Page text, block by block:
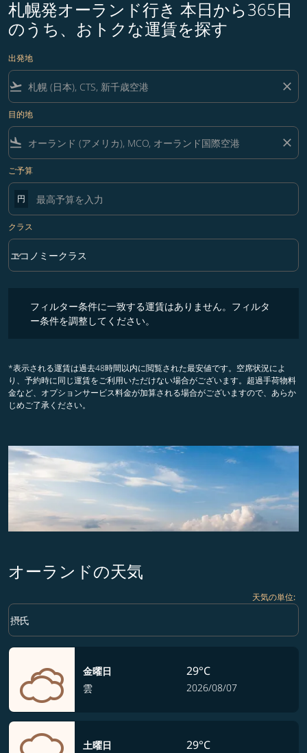
札幌発オーランド行き 本日から365日
のうち、おトクな運賃を探す
出発地
flight_takeoff close
目的地
flight_land close
ご予算
円
クラス
クラス option エコノミークラス Selected
エコノミークラス
keyboard_arrow_down
フィルター条件に一致する運賃はありません。フィルタ
ー条件を調整してください。
*表示される運賃は過去48時間以内に閲覧された最安値です。空席状況によ
り、予約時に同じ運賃をご利用いただけない場合がございます。超過手荷物料
金など、オプションサービス料金が加算される場合がございますので、あらか
じめご了承ください。
オーランドの天気
天気の単位:
Weather unit option 摂氏 Selected
摂氏
keyboard_arrow_down
金曜日
雲
29°C
2026/08/07
土曜日 29°C